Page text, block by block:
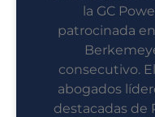
la GC
patrocinada
consecutivo.
abogados
destacadas de